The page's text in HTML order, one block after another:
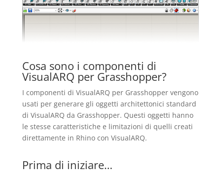
Cosa sono i componenti di
VisualARQ per Grasshopper?
I componenti di VisualARQ per Grasshopper vengono
usati per generare gli oggetti architettonici standard
di VisualARQ da Grasshopper. Questi oggetti hanno
le stesse caratteristiche e limitazioni di quelli creati
direttamente in Rhino con VisualARQ.
Prima di iniziare…